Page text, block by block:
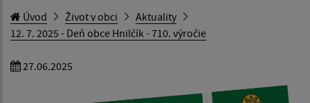
Úvod Život v obci
Aktuality
12. 7. 2025 - Deň obce Hnilčík - 710. výročie
27.06.2025